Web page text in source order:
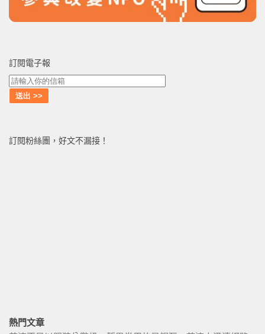
訂閱電子報
訂閱粉絲團，好文不漏接！
熱門文章